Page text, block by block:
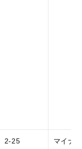
2-25
マイナ